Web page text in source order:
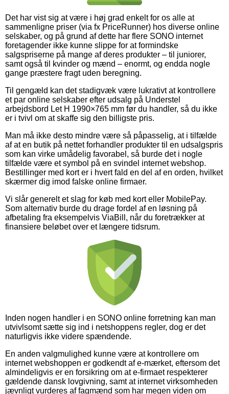
Det har vist sig at være i høj grad enkelt for os alle at
sammenligne priser (via fx PriceRunner) hos diverse online
selskaber, og på grund af dette har flere SONO internet
foretagender ikke kunne slippe for at formindske
salgspriserne på mange af deres produkter – til juniorer,
samt også til kvinder og mænd – enormt, og endda nogle
gange præstere fragt uden beregning.
Til gengæld kan det stadigvæk være lukrativt at kontrollere
et par online selskaber efter udsalg på Understel
arbejdsbord Let H 1990×765 mm før du handler, så du ikke
er i tvivl om at skaffe sig den billigste pris.
Man må ikke desto mindre være så påpasselig, at i tilfælde
af at en butik på nettet forhandler produkter til en udsalgspris
som kan virke umådelig favorabel, så burde det i nogle
tilfælde være et symbol på en svindel internet webshop.
Bestillinger med kort er i hvert fald en del af en orden, hvilket
skærmer dig imod falske online firmaer.
Vi slår generelt et slag for køb med kort eller MobilePay.
Som alternativ burde du drage fordel af en løsning på
afbetaling fra eksempelvis ViaBill, når du foretrækker at
finansiere beløbet over et længere tidsrum.
Inden nogen handler i en SONO online forretning kan man
utvivlsomt sætte sig ind i netshoppens regler, dog er det
naturligvis ikke videre spændende.
En anden valgmulighed kunne være at kontrollere om
internet webshoppen er godkendt af e-mærket, eftersom det
almindeligvis er en forsikring om at e-firmaet respekterer
gældende dansk lovgivning, samt at internet virksomheden
jævnligt vurderes af fagmænd som har megen viden om